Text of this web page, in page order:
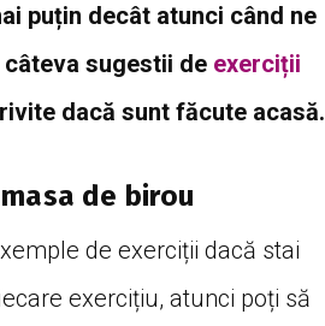
puțin decât atunci când ne
câteva sugestii de exerciții
dacă sunt făcute acasă.
de birou
de exerciții dacă stai
exercițiu, atunci poți să